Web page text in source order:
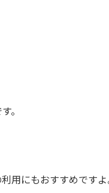
。
用にもおすすめですよ